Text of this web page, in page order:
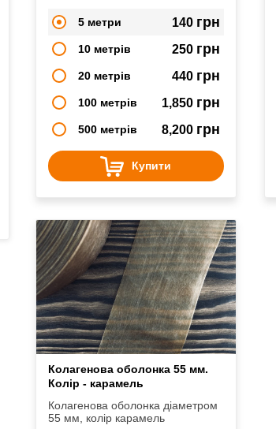
напівкопчених ковбас
5 метри 140 грн
10 метрів 250 грн
20 метрів 440 грн
100 метрів 1,850 грн
500 метрів 8,200 грн
Купити
Колагенова оболонка 55 мм.
Колір - карамель
Колагенова оболонка діаметром